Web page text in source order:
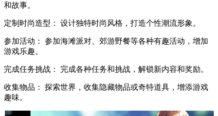
和故事。
定制时尚造型： 设计独特时尚风格，打造个性潮流形象。
参加活动： 参加海滩派对、郊游野餐等各种有趣活动，增加
游戏乐趣。
完成任务挑战： 完成各种任务和挑战，解锁新内容和奖励。
收集物品： 探索世界，收集隐藏物品或奇特道具，增添游戏
趣味。